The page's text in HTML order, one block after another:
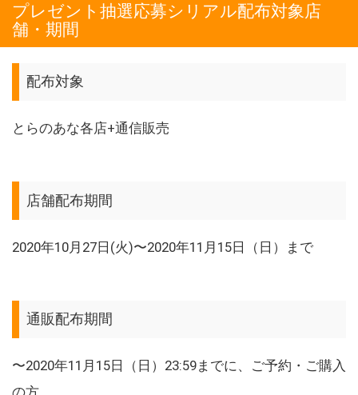
プレゼント抽選応募シリアル配布対象店
舗・期間
配布対象
とらのあな各店+通信販売
店舗配布期間
2020年10月27日(火)〜2020年11月15日（日）まで
通販配布期間
〜2020年11月15日（日）23:59までに、ご予約・ご購入